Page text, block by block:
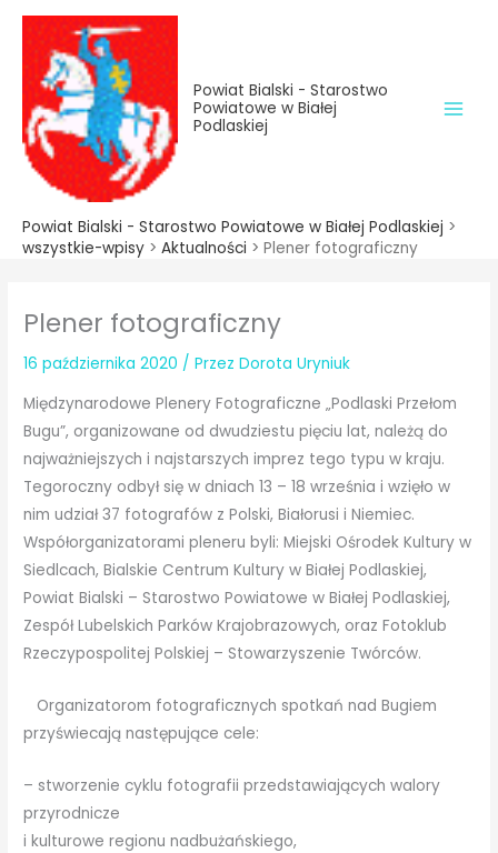
treści
Przejdź
treści
Powiat Bialski - Starostwo
Powiatowe w Białej
Podlaskiej
Powiat Bialski - Starostwo Powiatowe w Białej Podlaskiej >
wszystkie-wpisy > Aktualności > Plener fotograficzny
Plener fotograficzny
16 października 2020 / PrzezDorota Uryniuk
Międzynarodowe Plenery Fotograficzne „Podlaski Przełom
Bugu”, organizowane od dwudziestu pięciu lat, należą do
najważniejszych i najstarszych imprez tego typu w kraju.
Tegoroczny odbył się w dniach 13 – 18 września i wzięło w
nim udział 37 fotografów z Polski, Białorusi i Niemiec.
Współorganizatorami pleneru byli: Miejski Ośrodek Kultury w
Siedlcach, Bialskie Centrum Kultury w Białej Podlaskiej,
Powiat Bialski – Starostwo Powiatowe w Białej Podlaskiej,
Zespół Lubelskich Parków Krajobrazowych, oraz Fotoklub
Rzeczypospolitej Polskiej – Stowarzyszenie Twórców.
Organizatorom fotograficznych spotkań nad Bugiem
przyświecają następujące cele:
– stworzenie cyklu fotografii przedstawiających walory
przyrodnicze
i kulturowe regionu nadbużańskiego,